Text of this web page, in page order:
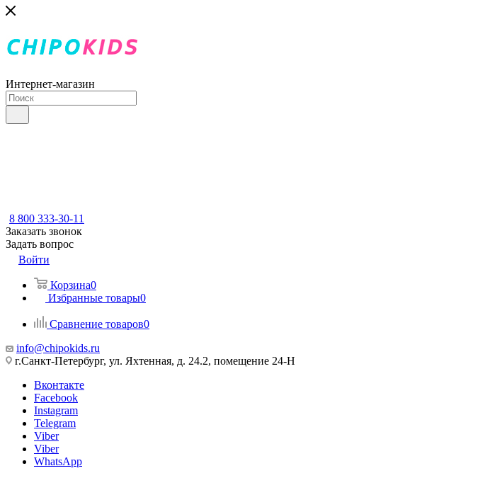
Интернет-магазин
8 800 333-30-11
Заказать звонок
Задать вопрос
Войти
Корзина0
Избранные товары0
Сравнение товаров0
info@chipokids.ru
г.Санкт-Петербург, ул. Яхтенная, д. 24.2, помещение 24-Н
Вконтакте
Facebook
Instagram
Telegram
Viber
Viber
WhatsApp